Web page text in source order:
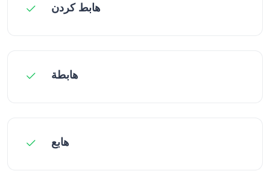
هابط کردن
هابطة
هابع